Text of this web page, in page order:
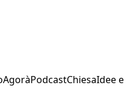
AgoràPodcastChiesaIdee e